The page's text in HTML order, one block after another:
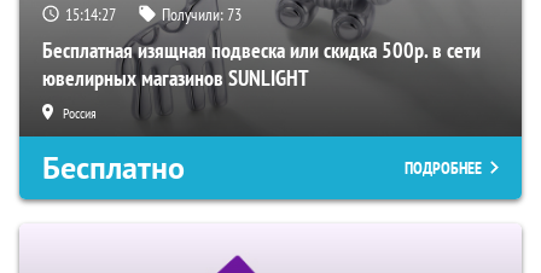
15:14:26 Получили:73
Бесплатная изящная подвеска или скидка 500р. в сети
ювелирных магазинов SUNLIGHT
Россия
Бесплатно ПОДРОБНЕЕ